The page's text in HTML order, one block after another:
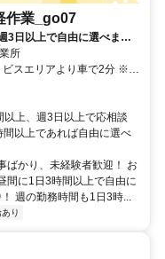
作業_go07
3日以上で自由に選べま
所
上、週3日以上で応相談
以上であれば自由に選べ
ばかり、未経験者歓迎！ お
間に1日3時間以上で自由に
週の勤務時間も1日3時...
り